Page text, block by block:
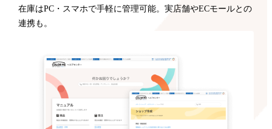
在庫はPC・スマホで手軽に管理可能。実店舗やECモールとの
連携も。